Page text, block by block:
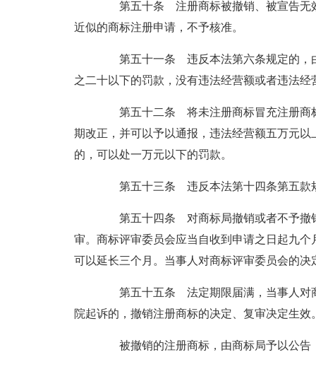
第五十条 注册商标被撤销、被宣告无效
近似的商标注册申请，不予核准。
第五十一条 违反本法第六条规定的，由
之二十以下的罚款，没有违法经营额或者违法
第五十二条 将未注册商标冒充注册商标
期改正，并可以予以通报，违法经营额五万元
的，可以处一万元以下的罚款。
第五十三条 违反本法第十四条第五款规
第五十四条 对商标局撤销或者不予撤销
审。商标评审委员会应当自收到申请之日起九
可以延长三个月。当事人对商标评审委员会的
第五十五条 法定期限届满，当事人对商
院起诉的，撤销注册商标的决定、复审决定生效
被撤销的注册商标，由商标局予以公告